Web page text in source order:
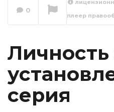
0
плеер
Личность
серия